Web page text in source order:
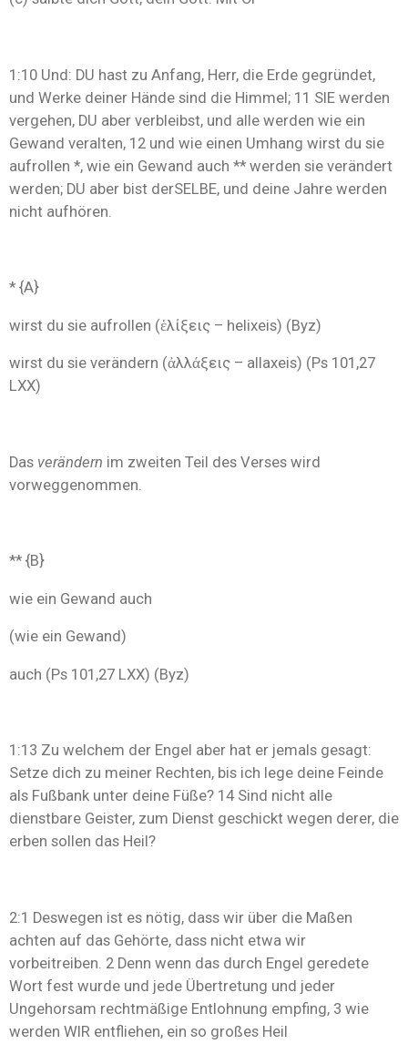
1:10 Und: DU hast zu Anfang, Herr, die Erde gegründet,
und Werke deiner Hände sind die Himmel; 11 SIE werden
vergehen, DU aber verbleibst, und alle werden wie ein
Gewand veralten, 12 und wie einen Umhang wirst du sie
aufrollen *, wie ein Gewand auch ** werden sie verändert
werden; DU aber bist derSELBE, und deine Jahre werden
nicht aufhören.
* {A}
wirst du sie aufrollen (ἑλίξεις – helixeis) (Byz)
wirst du sie verändern (ἀλλάξεις – allaxeis) (Ps 101,27
LXX)
Das verändern im zweiten Teil des Verses wird
vorweggenommen.
** {B}
wie ein Gewand auch
(wie ein Gewand)
auch (Ps 101,27 LXX) (Byz)
1:13 Zu welchem der Engel aber hat er jemals gesagt:
Setze dich zu meiner Rechten, bis ich lege deine Feinde
als Fußbank unter deine Füße? 14 Sind nicht alle
dienstbare Geister, zum Dienst geschickt wegen derer, die
erben sollen das Heil?
2:1 Deswegen ist es nötig, dass wir über die Maßen
achten auf das Gehörte, dass nicht etwa wir
vorbeitreiben. 2 Denn wenn das durch Engel geredete
Wort fest wurde und jede Übertretung und jeder
Ungehorsam rechtmäßige Entlohnung empfing, 3 wie
werden WIR entfliehen, ein so großes Heil